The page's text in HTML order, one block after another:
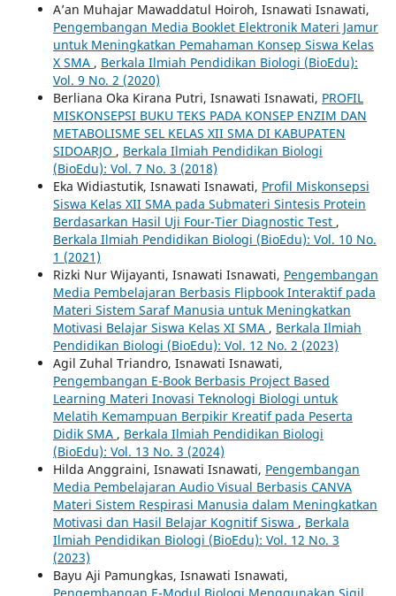
A’an Muhajar Mawaddatul Hoiroh, Isnawati Isnawati,
Pengembangan Media Booklet Elektronik Materi Jamur
untuk Meningkatkan Pemahaman Konsep Siswa Kelas
X SMA , Berkala Ilmiah Pendidikan Biologi (BioEdu):
Vol. 9 No. 2 (2020)
Berliana Oka Kirana Putri, Isnawati Isnawati, PROFIL
MISKONSEPSI BUKU TEKS PADA KONSEP ENZIM DAN
METABOLISME SEL KELAS XII SMA DI KABUPATEN
SIDOARJO , Berkala Ilmiah Pendidikan Biologi
(BioEdu): Vol. 7 No. 3 (2018)
Eka Widiastutik, Isnawati Isnawati, Profil Miskonsepsi
Siswa Kelas XII SMA pada Submateri Sintesis Protein
Berdasarkan Hasil Uji Four-Tier Diagnostic Test ,
Berkala Ilmiah Pendidikan Biologi (BioEdu): Vol. 10 No.
1 (2021)
Rizki Nur Wijayanti, Isnawati Isnawati, Pengembangan
Media Pembelajaran Berbasis Flipbook Interaktif pada
Materi Sistem Saraf Manusia untuk Meningkatkan
Motivasi Belajar Siswa Kelas XI SMA , Berkala Ilmiah
Pendidikan Biologi (BioEdu): Vol. 12 No. 2 (2023)
Agil Zuhal Triandro, Isnawati Isnawati,
Pengembangan E-Book Berbasis Project Based
Learning Materi Inovasi Teknologi Biologi untuk
Melatih Kemampuan Berpikir Kreatif pada Peserta
Didik SMA , Berkala Ilmiah Pendidikan Biologi
(BioEdu): Vol. 13 No. 3 (2024)
Hilda Anggraini, Isnawati Isnawati, Pengembangan
Media Pembelajaran Audio Visual Berbasis CANVA
Materi Sistem Respirasi Manusia dalam Meningkatkan
Motivasi dan Hasil Belajar Kognitif Siswa , Berkala
Ilmiah Pendidikan Biologi (BioEdu): Vol. 12 No. 3
(2023)
Bayu Aji Pamungkas, Isnawati Isnawati,